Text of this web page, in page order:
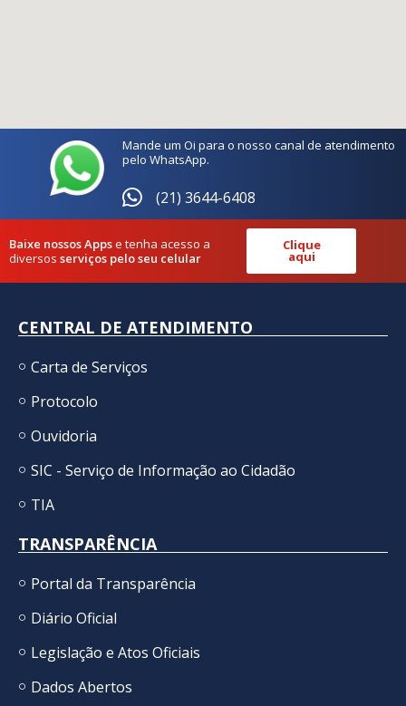
Mande um Oi para o nosso canal de atendimento
pelo WhatsApp.
(21) 3644-6408
Baixe nossos Appse tenha acesso a
diversos serviços pelo seu celular
Clique
aqui
CENTRAL DE ATENDIMENTO
Carta de Serviços
Protocolo
Ouvidoria
SIC - Serviço de Informação ao Cidadão
TIA
TRANSPARÊNCIA
Portal da Transparência
Diário Oficial
Legislação e Atos Oficiais
Dados Abertos